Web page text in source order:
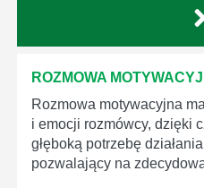
ROZMOWA
Rozmowa motywacyjna
i emocji rozmówcy, dzięki
głęboką potrzebę
pozwalający na